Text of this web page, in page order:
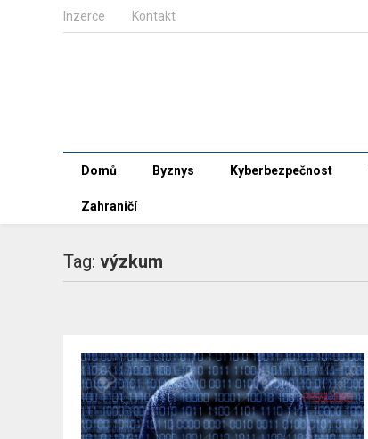
Inzerce Kontakt
Domů Byznys Kyberbezpečnost
Zahraničí
Tag:výzkum